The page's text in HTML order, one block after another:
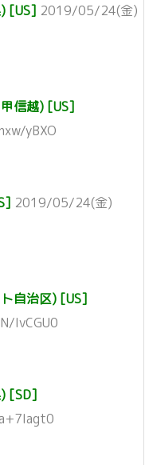
[US] 2019/05/24(金)
信越) [US]
yBXO
2019/05/24(金)
自治区) [US]
IvCGU0
) [SD]